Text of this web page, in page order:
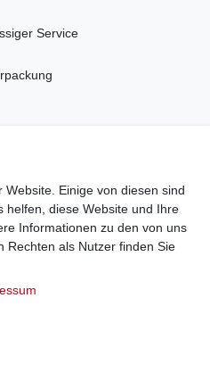
Service
und 5€ Gutschein
Einige von diesen sind
helfen, diese Website und Ihre
Informationen zu den von uns
Rechten als Nutzer finden Sie